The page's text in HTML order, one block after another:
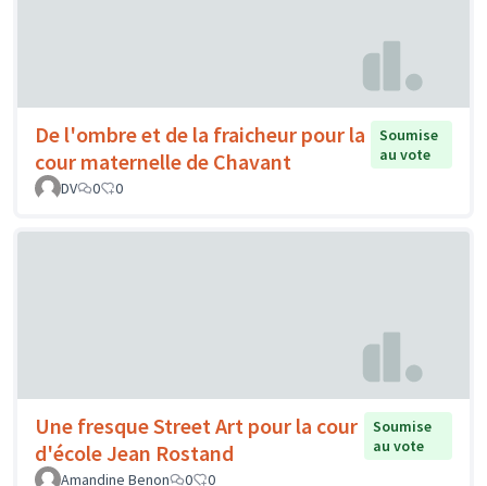
De l'ombre et de la fraicheur pour la
cour maternelle de Chavant
Soumise
au vote
DV
0 0
Une fresque Street Art pour la cour
d'école Jean Rostand
Soumise
au vote
Amandine Benon
0 0